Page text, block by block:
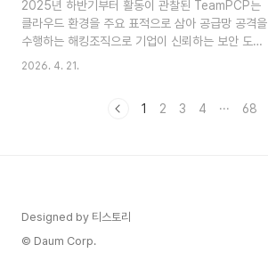
추가 페이로드 다운로드, 정보 탈취, C2 명령어 실
행과 같은 악성 행위를 실행한다 이 글에서는 공급
망 공격을 당한 CPU-Z 파일에 포함된 STX RAT
멀웨어에 대한 분석 내용을 설명한다. 다음 이미지
가 실행됨에 따라 악성 D..
2025년 하반기부터 활동이 관찰된 TeamPCP는
클라우드 환경을 주요 표적으로 삼아 공급망 공격을
수행하는 해킹조직으로 기업이 신뢰하는 보안 도구
및 개발 라이브러리를 악용해 악성코드를 유포하는
피해 시스템을 프록시 네트워크 및 암호화폐 채굴
같은 달에는 탈취한 자격 증명을 활용해 npm 생태
계에 자가 증식형 웜(Cani..
2026. 4. 21.
1 2 3 4 ··· 68
Designed by 티스토리
© Daum Corp.